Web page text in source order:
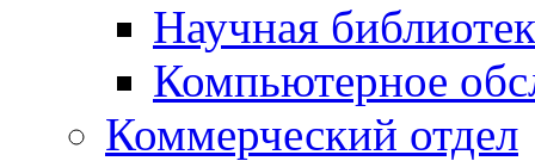
Научная
Компьютерное
Коммерческий отдел